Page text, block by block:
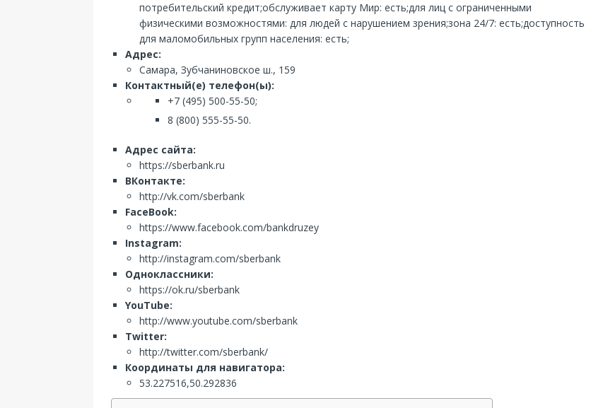
потребительский кредит;обслуживает карту Мир: есть;для лиц с ограниченными
физическими возможностями: для людей с нарушением зрения;зона 24/7: есть;доступность
для маломобильных групп населения: есть;
Адрес:
Самара, Зубчаниновское ш., 159
Контактный(е) телефон(ы):
+7 (495) 500-55-50;
8 (800) 555-55-50.
Адрес сайта:
https://sberbank.ru
ВКонтакте:
http://vk.com/sberbank
FaceBook:
https://www.facebook.com/bankdruzey
Instagram:
http://instagram.com/sberbank
Одноклассники:
https://ok.ru/sberbank
YouTube:
http://www.youtube.com/sberbank
Twitter:
http://twitter.com/sberbank/
Координаты для навигатора:
53.227516,50.292836